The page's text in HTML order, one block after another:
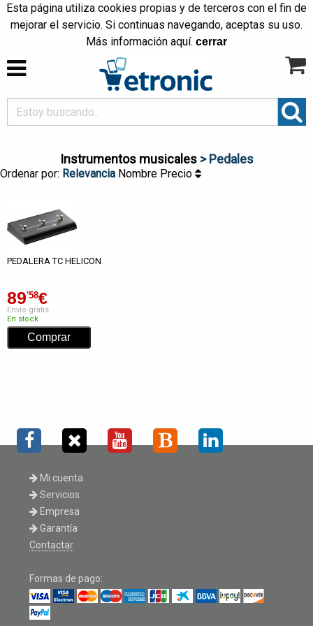
Esta página utiliza cookies propias y de terceros con el fin de
mejorar el servicio. Si continuas navegando, aceptas su uso.
Más información aquí. cerrar
Instrumentos musicales> Pedales
Ordenar por: Relevancia Nombre Precio
PEDALERA TC HELICON
89'58€
Envío gratis
En stock
Mi cuenta
Servicios
Empresa
Garantía
Contactar
Formas de pago: